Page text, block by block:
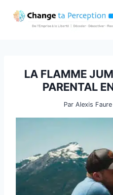
LA FLAMME
PARENTAL
Par Alexis Faure